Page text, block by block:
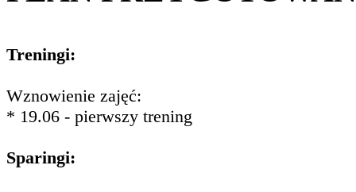
Treningi:
Wznowienie zajęć:
* 19.06 - pierwszy trening
Sparingi: